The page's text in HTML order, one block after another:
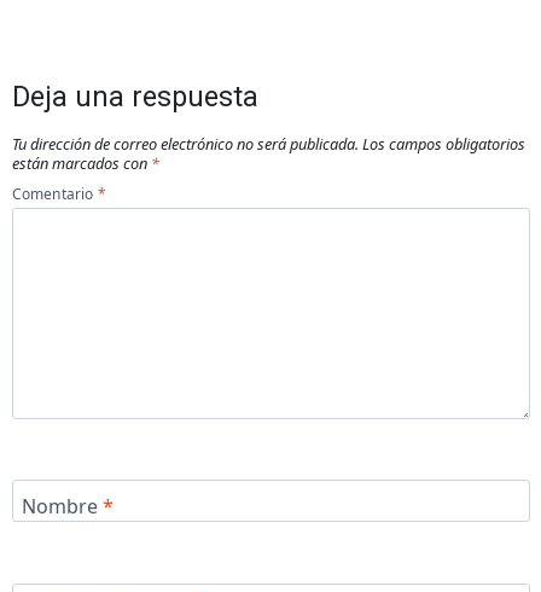
Deja una respuesta
Tu dirección de correo electrónico no será publicada. Los campos obligatorios
están marcados con *
Comentario *
Nombre*